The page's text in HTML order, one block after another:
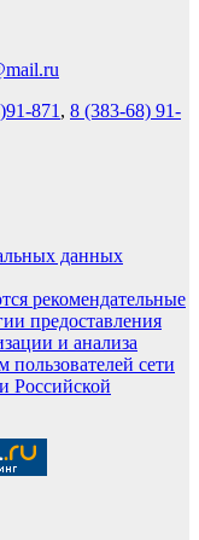
871 , 8 (383-68) 91-
данных
рекомендательные
предоставления
и анализа
сети
Российской